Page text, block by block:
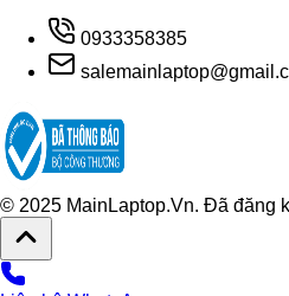
0933358385
© 2025 MainLaptop.Vn. Đã đăng